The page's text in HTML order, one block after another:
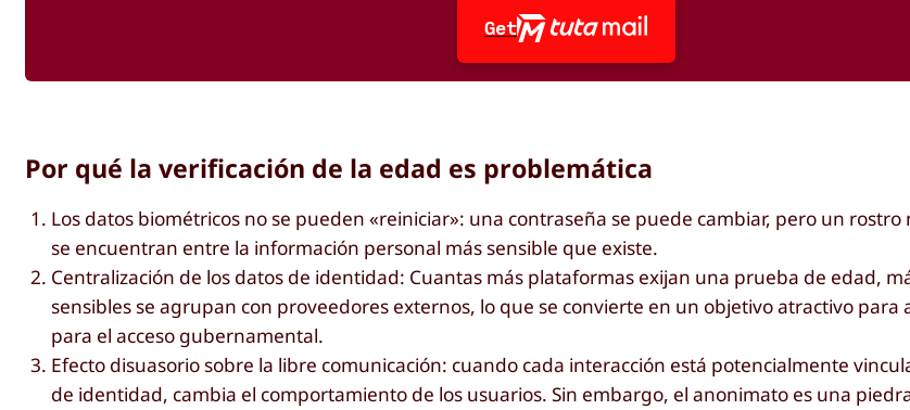
Get
Por qué la verificación de la edad es problemática
Los datos biométricos no se pueden «reiniciar»: una contraseña se puede cambiar, pero un rostro
se encuentran entre la información personal más sensible que existe.
Centralización de los datos de identidad: Cuantas más plataformas exijan una prueba de edad,
sensibles se agrupan con proveedores externos, lo que se convierte en un objetivo atractivo para
para el acceso gubernamental.
Efecto disuasorio sobre la libre comunicación: cuando cada interacción está potencialmente
de identidad, cambia el comportamiento de los usuarios. Sin embargo, el anonimato es una